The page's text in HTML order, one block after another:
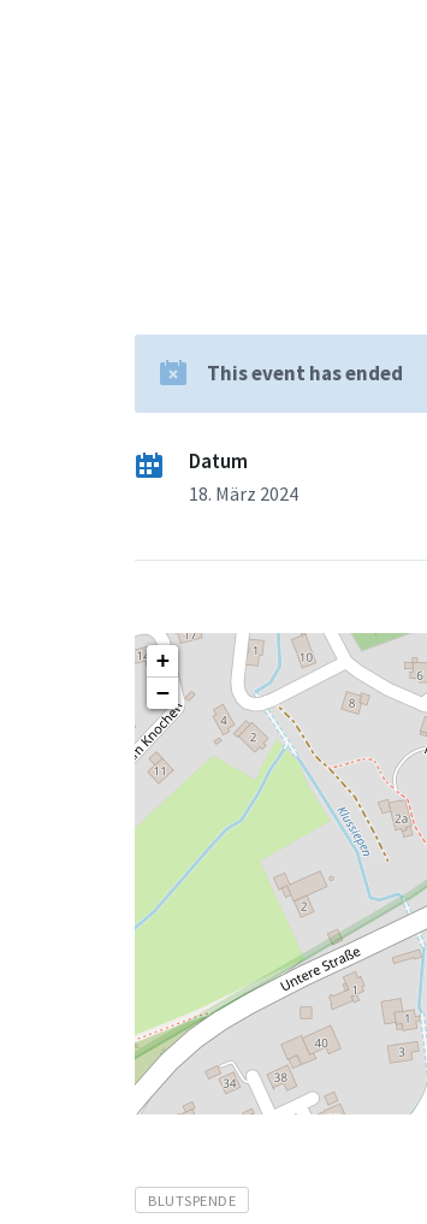
This event has ended
Datum
18. März 2024
+
−
Tags
BLUTSPENDE